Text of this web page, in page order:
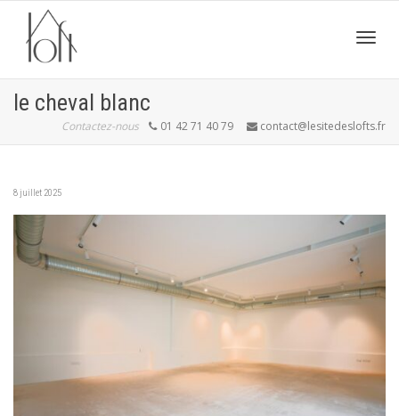
le cheval blanc
Contactez-nous 01 42 71 40 79 contact@lesitedeslofts.fr
8 juillet 2025